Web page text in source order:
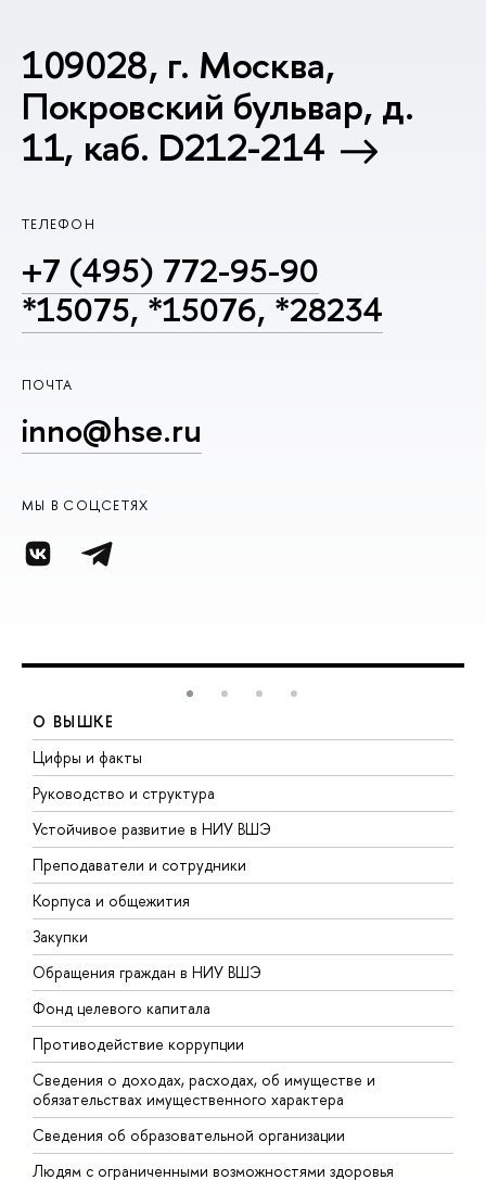
109028, г. Москва,
Покровский бульвар, д.
11, каб. D212-214
ТЕЛЕФОН
+7 (495) 772-95-90
*15075, *15076, *28234
ПОЧТА
inno@hse.ru
МЫ В СОЦСЕТЯХ
О ВЫШКЕ
Цифры и факты
Руководство и структура
Устойчивое развитие в НИУ ВШЭ
Преподаватели и сотрудники
Корпуса и общежития
Закупки
Обращения граждан в НИУ ВШЭ
Фонд целевого капитала
Противодействие коррупции
Сведения о доходах, расходах, об имуществе и
обязательствах имущественного характера
Сведения об образовательной организации
Людям с ограниченными возможностями здоровья